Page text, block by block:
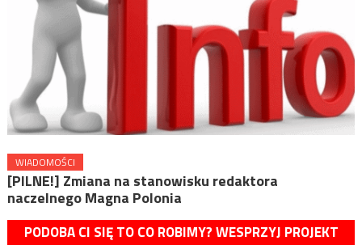
WIADOMOŚCI
[PILNE!] Zmiana na stanowisku redaktora
naczelnego Magna Polonia
PODOBA CI SIĘ TO CO ROBIMY? WESPRZYJ PROJEKT